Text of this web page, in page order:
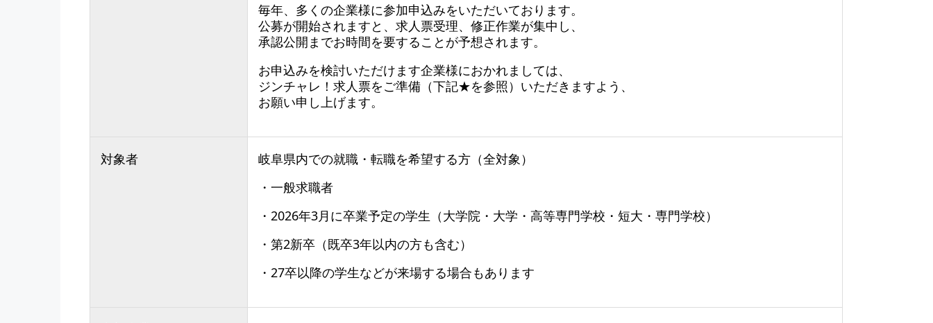
毎年、多くの企業様に参加申込みをいただいております。
公募が開始されますと、求人票受理、修正作業が集中し、
承認公開までお時間を要することが予想されます。
お申込みを検討いただけます企業様におかれましては、
ジンチャレ！求人票をご準備（下記★を参照）いただきますよう、
お願い申し上げます。
対象者
岐阜県内での就職・転職を希望する方（全対象）
・一般求職者
・2026年3月に卒業予定の学生（大学院・大学・高等専門学校・短大・専門学校）
・第2新卒（既卒3年以内の方も含む）
・27卒以降の学生などが来場する場合もあります